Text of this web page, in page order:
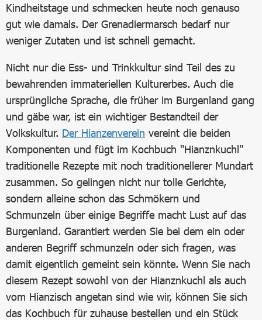
Kindheitstage und schmecken heute noch genauso
gut wie damals. Der Grenadiermarsch bedarf nur
weniger Zutaten und ist schnell gemacht.
Nicht nur die Ess- und Trinkkultur sind Teil des zu
bewahrenden immateriellen Kulturerbes. Auch die
ursprüngliche Sprache, die früher im Burgenland gang
und gäbe war, ist ein wichtiger Bestandteil der
Volkskultur. Der Hianzenverein vereint die beiden
Komponenten und fügt im Kochbuch "Hianznkuchl"
traditionelle Rezepte mit noch traditionellerer Mundart
zusammen. So gelingen nicht nur tolle Gerichte,
sondern alleine schon das Schmökern und
Schmunzeln über einige Begriffe macht Lust auf das
Burgenland. Garantiert werden Sie bei dem ein oder
anderen Begriff schmunzeln oder sich fragen, was
damit eigentlich gemeint sein könnte. Wenn Sie nach
diesem Rezept sowohl von der Hianznkuchl als auch
vom Hianzisch angetan sind wie wir, können Sie sich
das Kochbuch für zuhause bestellen und ein Stück